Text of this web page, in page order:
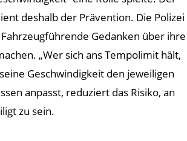
deshalb der Prävention. Die Polizei
Gedanken über ihre
„Wer sich ans Tempolimit hält,
Geschwindigkeit den jeweiligen
anpasst, reduziert das Risiko, an
zu sein.